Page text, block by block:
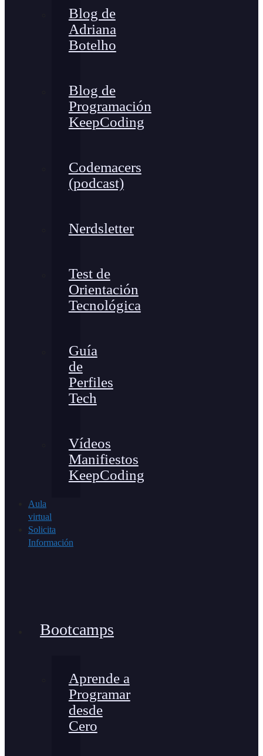
Blog de
Adriana
Botelho
Blog de
Programación
KeepCoding
Codemacers
(podcast)
Nerdsletter
Test de
Orientación
Tecnológica
Guía
de
Perfiles
Tech
Vídeos
Manifiestos
KeepCoding
Aula
virtual
Solicita
Información
Bootcamps
Aprende a
Programar
desde
Cero